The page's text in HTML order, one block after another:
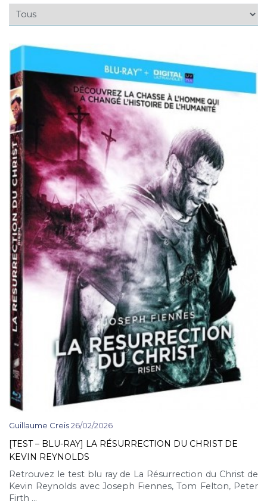
Guillaume Creis26/02/2026
[TEST – BLU-RAY] LA RÉSURRECTION DU CHRIST DE
KEVIN REYNOLDS
Retrouvez le test blu ray de La Résurrection du Christ de
Kevin Reynolds avec Joseph Fiennes, Tom Felton, Peter
Firth ...